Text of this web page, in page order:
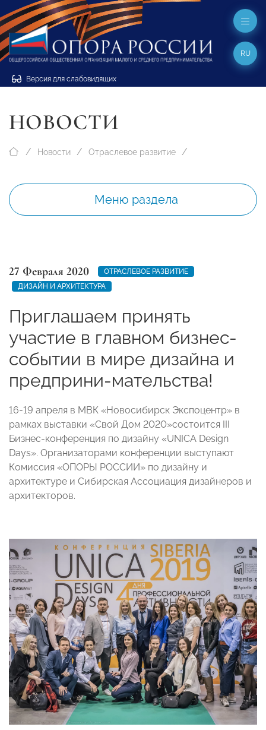
Версия для слабовидящих
RU
НОВОСТИ
Новости Отраслевое развитие
Меню раздела
27 Февраля 2020
ОТРАСЛЕВОЕ РАЗВИТИЕ
ДИЗАЙН И АРХИТЕКТУРА
Приглашаем принять
участие в главном бизнес-
событии в мире дизайна и
предприни-мательства!
16-19 апреля в МВК «Новосибирск Экспоцентр» в
рамках выставки «Свой Дом 2020»состоится III
Бизнес-конференция по дизайну «UNICA Design
Days». Организаторами конференции выступают
Комиссия «ОПОРЫ РОССИИ» по дизайну и
архитектуре и Сибирская Ассоциация дизайнеров и
архитекторов.